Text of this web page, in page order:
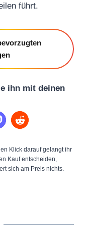
führt.
ihn mit deinen
Klick darauf gelangt ihr
Kauf entscheiden,
sich am Preis nichts.